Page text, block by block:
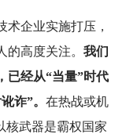
企业实施打压，
高度关注。 我们
已经从“当量”时代
诈”。 在热战或机
核武器是霸权国家